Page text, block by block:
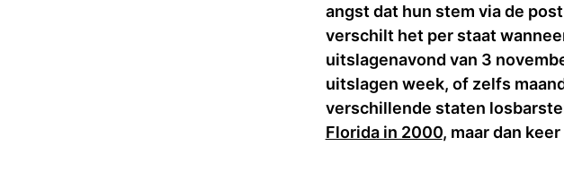
angst dat hun stem via de
verschilt het per staat
uitslagenavond van 3
uitslagen week, of zelfs
verschillende staten
Florida in 2000, maar dan